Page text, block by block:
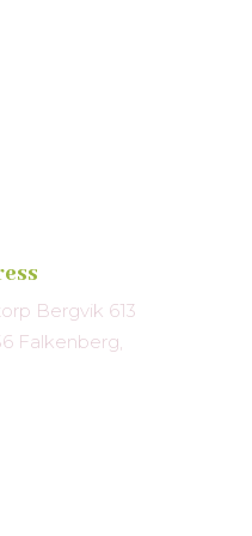
Bergvik 613
Falkenberg,